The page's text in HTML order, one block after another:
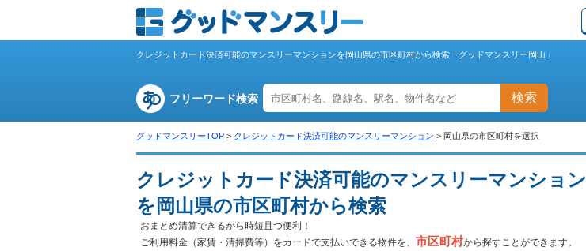
クレジットカード決済可能のマンスリーマンションを岡山県の市区町村から検索「グッドマンスリー岡山」
フリーワード検索 検索
グッドマンスリーTOP > クレジットカード決済可能のマンスリーマンション > 岡山県の市区町村を選択
クレジットカード決済可能のマンスリーマンション
を岡山県の市区町村から検索
おまとめ清算できるから時短且つ便利！
ご利用料金（家賃・清掃費等）をカードで支払いできる物件を、 市区町村から探すことができます。